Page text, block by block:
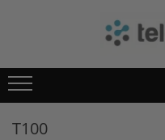
Teleco Automation
Teletask
Artsound
T100